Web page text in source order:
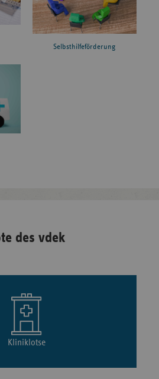
Selbsthilfeförderung
des vdek
Kliniklotse